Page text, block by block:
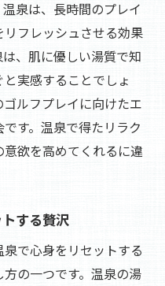
泉は、長時間のプレイ
フレッシュさせる効果
、肌に優しい湯質で知
実感することでしょ
ルフプレイに向けたエ
す。温泉で得たリラク
欲を高めてくれるに違
する贅沢
で心身をリセットする
の一つです。温泉の湯